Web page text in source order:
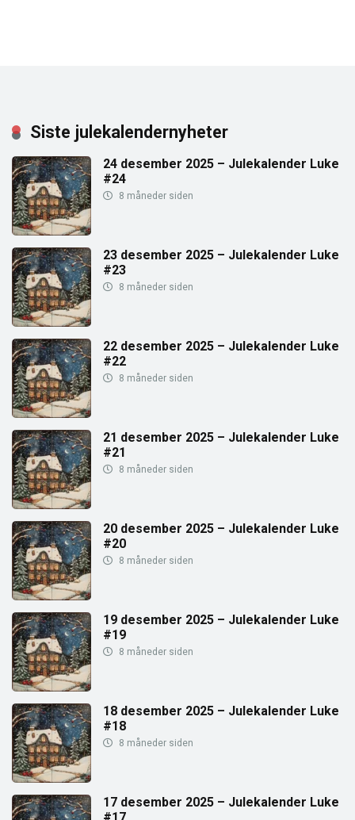
Siste julekalendernyheter
24 desember 2025 – Julekalender Luke
#24
8 måneder siden
23 desember 2025 – Julekalender Luke
#23
8 måneder siden
22 desember 2025 – Julekalender Luke
#22
8 måneder siden
21 desember 2025 – Julekalender Luke
#21
8 måneder siden
20 desember 2025 – Julekalender Luke
#20
8 måneder siden
19 desember 2025 – Julekalender Luke
#19
8 måneder siden
18 desember 2025 – Julekalender Luke
#18
8 måneder siden
17 desember 2025 – Julekalender Luke